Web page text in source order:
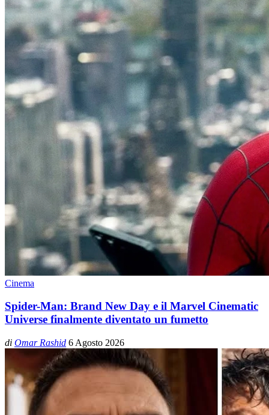
Cinema
Spider-Man: Brand New Day e il Marvel Cinematic
Universe finalmente diventato un fumetto
di Omar Rashid 6 Agosto 2026